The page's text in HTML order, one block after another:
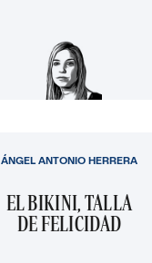
EL BIKINI, TALLA
DE FELICIDAD
ÁNGEL ANTONIO HERRERA